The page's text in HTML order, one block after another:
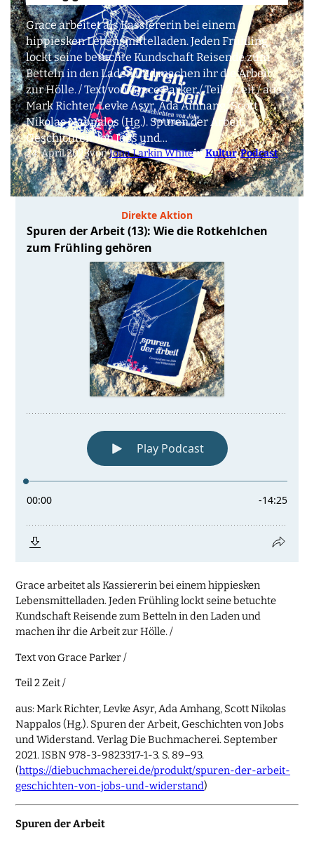
Grace arbeitet als Kassiererin bei einem
hippiesken Lebensmittelladen. Jeden Frühling
lockt seine betuchte Kundschaft Reisende zum
Betteln in den Laden und machen ihr die Arbeit
zur Hölle. / Text von Grace Parker / Teil 2 Zeit / aus:
Mark Richter, Levke Asyr, Ada Amhang, Scott
Nikolas Nappalos (Hg.). Spuren der Arbeit,
Geschichten von Jobs und…
24. April 2023vonJona Larkin WhiteinKultur, Podcast
Grace arbeitet als Kassiererin bei einem hippiesken
Lebensmittelladen. Jeden Frühling lockt seine betuchte
Kundschaft Reisende zum Betteln in den Laden und
machen ihr die Arbeit zur Hölle. /
Text von Grace Parker /
Teil 2 Zeit /
aus: Mark Richter, Levke Asyr, Ada Amhang, Scott Nikolas
Nappalos (Hg.). Spuren der Arbeit, Geschichten von Jobs
und Widerstand. Verlag Die Buchmacherei. September
2021. ISBN 978-3-9823317-1-3. S. 89–93.
(https://diebuchmacherei.de/produkt/spuren-der-arbeit-
geschichten-von-jobs-und-widerstand)
Spuren der Arbeit